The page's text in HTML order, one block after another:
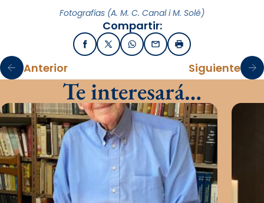
Fotografías (A. M. C. Canal i M. Solé)
Compartir:
FacebookX / TwitterWhatsApp
EmailImprimir
Anterior Siguiente
Te interesará…